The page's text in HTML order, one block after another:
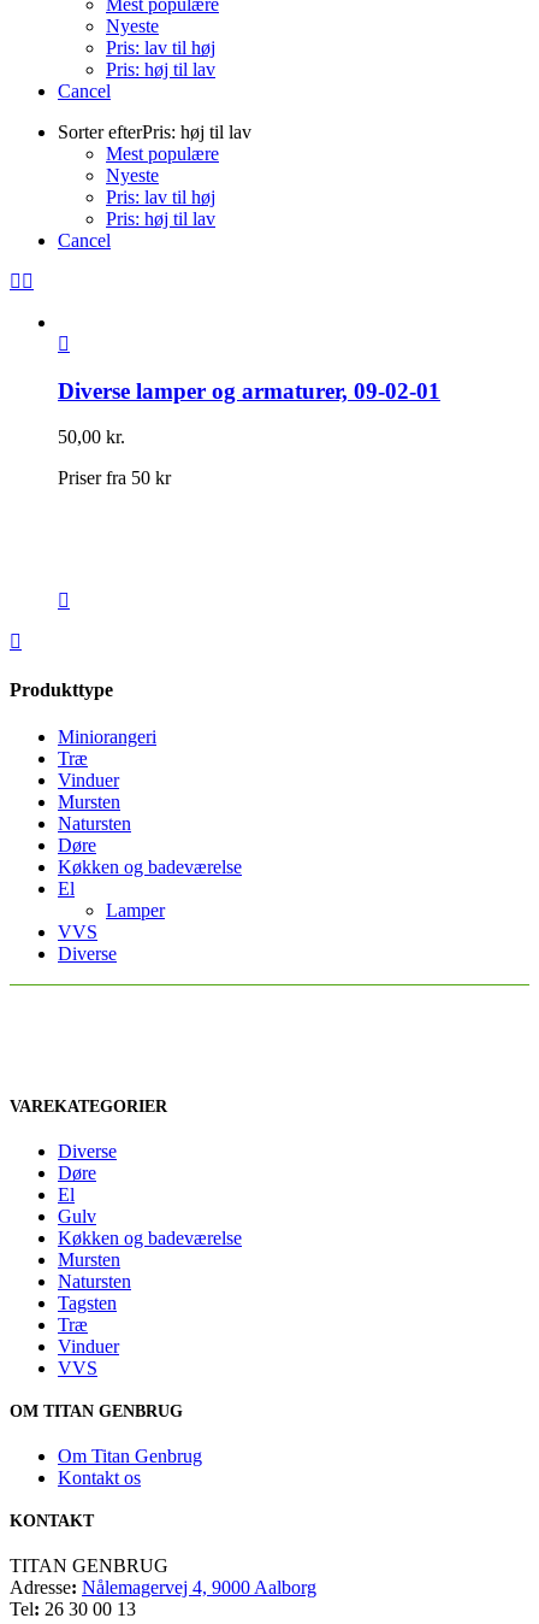
Nyeste
Pris: lav til høj
Pris: høj til lav
Cancel
Sorter efterPris: høj til lav
Mest populære
Nyeste
Pris: lav til høj
Pris: høj til lav
Cancel
Diverse lamper og armaturer, 09-02-01
50,00 kr.
Priser fra 50 kr
Produkttype
Miniorangeri
Træ
Vinduer
Mursten
Natursten
Døre
Køkken og badeværelse
El
Lamper
VVS
Diverse
VAREKATEGORIER
Diverse
Døre
El
Gulv
Køkken og badeværelse
Mursten
Natursten
Tagsten
Træ
Vinduer
VVS
OM TITAN GENBRUG
Om Titan Genbrug
Kontakt os
KONTAKT
TITAN GENBRUG
Adresse: Nålemagervej 4, 9000 Aalborg
Tel: 26 30 00 13